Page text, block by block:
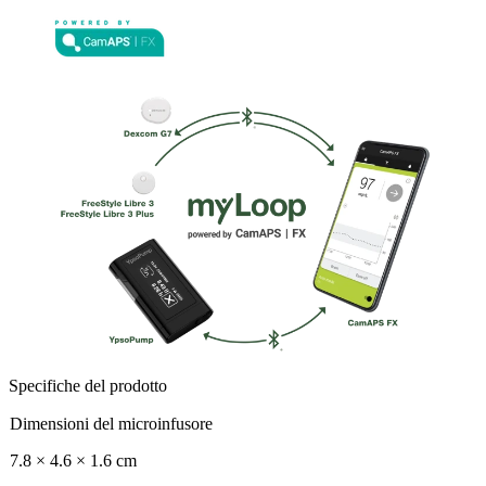
Specifiche del prodotto
Dimensioni del microinfusore
7.8 × 4.6 × 1.6 cm